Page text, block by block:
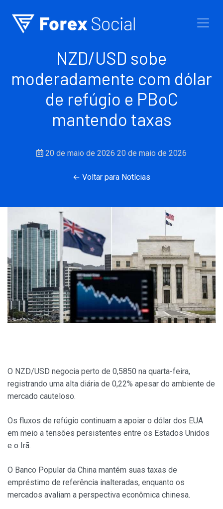
NZD/USD sobe
moderadamente com dólar
de refúgio e PBoC
mantendo taxas
20 de maio de 2026 20 de maio de 2026
← Voltar para Notícias
O NZD/USD negocia perto de 0,5850 na quarta-feira,
registrando uma alta diária de 0,22% apesar do ambiente de
mercado cauteloso.
Os fluxos de refúgio continuam a apoiar o dólar dos EUA
em meio a tensões persistentes entre os Estados Unidos
e o Irã.
O Banco Popular da China mantém suas taxas de
empréstimo de referência inalteradas, enquanto os
mercados avaliam a perspectiva econômica chinesa.